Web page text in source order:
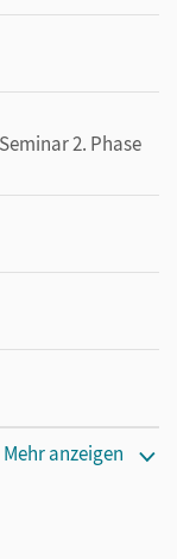
2. Phase
Mehr anzeigen